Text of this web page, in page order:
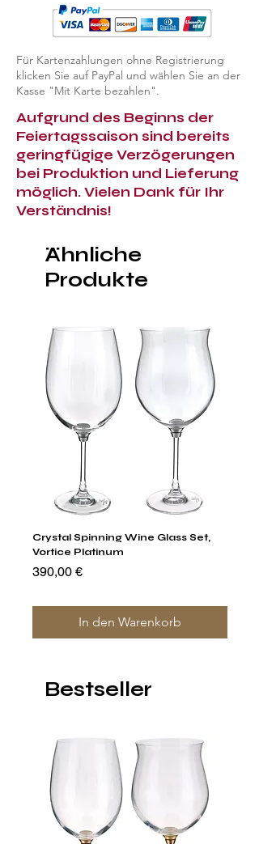
Für Kartenzahlungen ohne Registrierung
klicken Sie auf PayPal und wählen Sie an der
Kasse "Mit Karte bezahlen".
Aufgrund des Beginns der
Feiertagssaison sind bereits
geringfügige Verzögerungen
bei Produktion und Lieferung
möglich. Vielen Dank für Ihr
Verständnis!
Ähnliche
Produkte
Crystal Spinning Wine Glass Set,
Vortice Platinum
Preis
390,00 €
In den Warenkorb
Bestseller